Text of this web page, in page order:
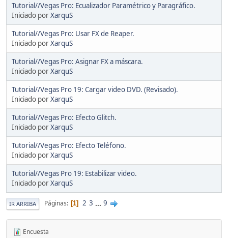
Tutorial//Vegas Pro: Ecualizador Paramétrico y Paragráfico.
Iniciado porXarquS
Tutorial//Vegas Pro: Usar FX de Reaper.
Iniciado porXarquS
Tutorial//Vegas Pro: Asignar FX a máscara.
Iniciado porXarquS
Tutorial//Vegas Pro 19: Cargar video DVD. (Revisado).
Iniciado porXarquS
Tutorial//Vegas Pro: Efecto Glitch.
Iniciado porXarquS
Tutorial//Vegas Pro: Efecto Teléfono.
Iniciado porXarquS
Tutorial//Vegas Pro 19: Estabilizar video.
Iniciado porXarquS
IR ARRIBA Páginas 1 2 3 ... 9
Encuesta